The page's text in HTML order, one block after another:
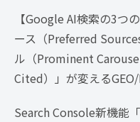
【Google AI検索の3つ
ース（Preferred
ル（Prominent
Cited）」が変える
Search Console新機能